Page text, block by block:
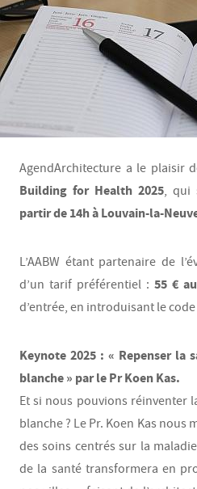
AgendArchitecture a le plaisir
Building for Health 2025, qui
partir de 14h à Louvain-la-
L’AABW étant partenaire de
d’un tarif préférentiel : 55 €
d’entrée, en introduisant le code
Keynote 2025 : « Repenser la
blanche » par le Pr Koen Kas.
Et si nous pouvions réinventer
blanche ? Le Pr. Koen Kas nous
des soins centrés sur la
de la santé transformera en